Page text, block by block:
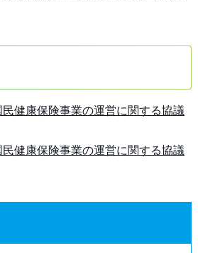
健康保険事業の運営に関する協議
健康保険事業の運営に関する協議